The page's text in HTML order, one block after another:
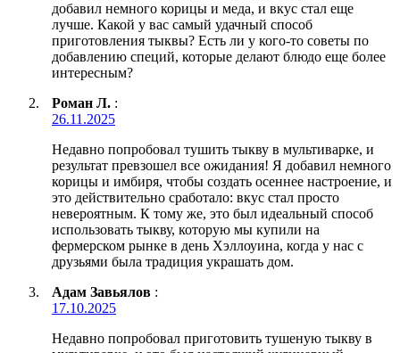
добавил немного корицы и меда, и вкус стал еще
лучше. Какой у вас самый удачный способ
приготовления тыквы? Есть ли у кого-то советы по
добавлению специй, которые делают блюдо еще более
интересным?
Роман Л. :
26.11.2025
Недавно попробовал тушить тыкву в мультиварке, и
результат превзошел все ожидания! Я добавил немного
корицы и имбиря, чтобы создать осеннее настроение, и
это действительно сработало: вкус стал просто
невероятным. К тому же, это был идеальный способ
использовать тыкву, которую мы купили на
фермерском рынке в день Хэллоуина, когда у нас с
друзьями была традиция украшать дом.
Адам Завьялов :
17.10.2025
Недавно попробовал приготовить тушеную тыкву в